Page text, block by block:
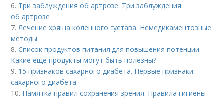
6. Три заблуждения об артрозе. Три заблуждения
об артрозе
7.Лечение хряща коленного сустава. Немедикаментозные
методы
8.Список продуктов питания для повышения потенции.
Какие еще продукты могут быть полезны?
9. 15 признаков сахарного диабета. Первые признаки
сахарного диабета
10. Памятка правил сохранения зрения. Правила гигиены